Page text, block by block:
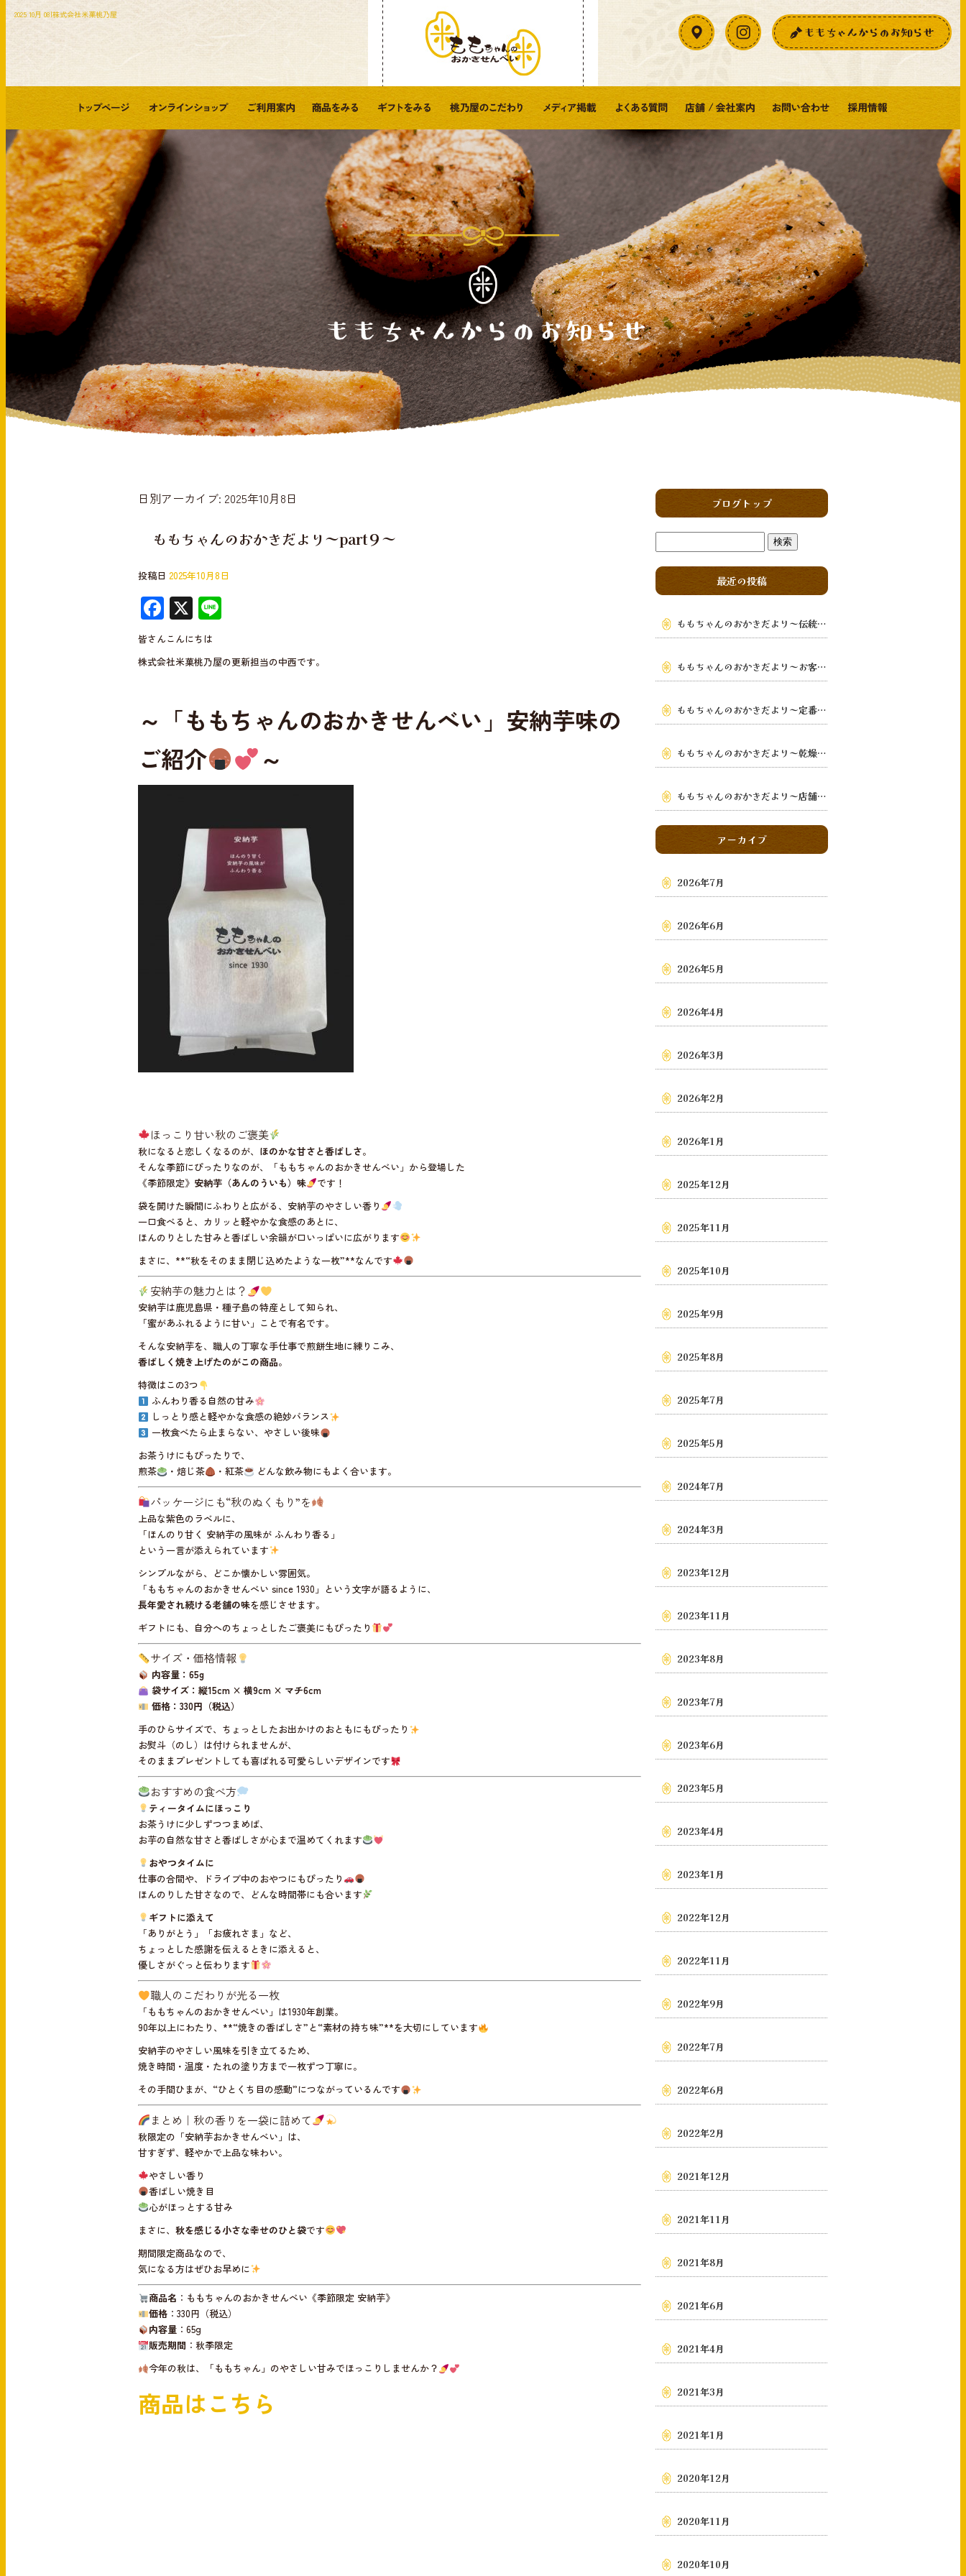
2025 10月 08|株式会社米菓桃乃屋
日別アーカイブ: 2025年10月8日
ももちゃんのおかきだより～part９～
投稿日 2025年10月8日
F
ac
e
b
o
k
X
e
皆さんこんにちは
株式会社米菓桃乃屋の更新担当の中西です。
～「ももちゃんのおかきせんべい」安納芋味の
ご紹介
～
ほっこり甘い秋のご褒美
秋になると恋しくなるのが、 ほのかな甘さと香ばしさ。
そんな季節にぴったりなのが、「ももちゃんのおかきせんべい」から登場した
《季節限定》 安納芋（あんのういも）味
です！
袋を開けた瞬間にふわりと広がる、安納芋のやさしい香り
一口食べると、カリッと軽やかな食感のあとに、
ほんのりとした甘みと香ばしい余韻が口いっぱいに広がります
まさに、**“秋をそのまま閉じ込めたような一枚”**なんです
安納芋の魅力とは？
安納芋は鹿児島県・種子島の特産として知られ、
「蜜があふれるように甘い」ことで有名です。
そんな安納芋を、職人の丁寧な手仕事で煎餅生地に練りこみ、
香ばしく焼き上げたのがこの商品。
特徴はこの3つ
ふんわり香る自然の甘み
しっとり感と軽やかな食感の絶妙バランス
一枚食べたら止まらない、やさしい後味
お茶うけにもぴったりで、
煎茶
・焙じ茶 ・紅茶 どんな飲み物にもよく合います。
パッケージにも“秋のぬくもり”を
上品な紫色のラベルに、
「ほんのり甘く 安納芋の風味が ふんわり香る」
という一言が添えられています
シンプルながら、どこか懐かしい雰囲気。
「ももちゃんのおかきせんべい since 1930」という文字が語るように、
長年愛され続ける老舗の味を感じさせます。
ギフトにも、自分へのちょっとしたご褒美にもぴったり
サイズ・価格情報
内容量：65g
袋サイズ：縦15cm × 横9cm × マチ6cm
価格：330円（税込）
手のひらサイズで、ちょっとしたお出かけのおともにもぴったり
お熨斗（のし）は付けられませんが、
そのままプレゼントしても喜ばれる可愛らしいデザインです
おすすめの食べ方
ティータイムにほっこり
お茶うけに少しずつつまめば、
お芋の自然な甘さと香ばしさが心まで温めてくれます
おやつタイムに
仕事の合間や、ドライブ中のおやつにもぴったり
ほんのりした甘さなので、どんな時間帯にも合います
ギフトに添えて
「ありがとう」「お疲れさま」など、
ちょっとした感謝を伝えるときに添えると、
優しさがぐっと伝わります
職人のこだわりが光る一枚
「ももちゃんのおかきせんべい」は1930年創業。
90年以上にわたり、**“焼きの香ばしさ”と“素材の持ち味”**を大切にしています
安納芋のやさしい風味を引き立てるため、
焼き時間・温度・たれの塗り方まで一枚ずつ丁寧に。
その手間ひまが、“ひとくち目の感動”につながっているんです
まとめ｜秋の香りを一袋に詰めて
秋限定の「安納芋おかきせんべい」は、
甘すぎず、軽やかで上品な味わい。
やさしい香り
香ばしい焼き目
心がほっとする甘み
まさに、 秋を感じる小さな幸せのひと袋です
期間限定商品なので、
気になる方はぜひお早めに
商品名 ：ももちゃんのおかきせんべい《季節限定 安納芋》
価格：330円（税込）
内容量：65g
販売期間 ：秋季限定
今年の秋は、「ももちゃん」のやさしい甘みでほっこりしませんか？
商品はこちら
ブログトップ
最近の投稿
ももちゃんのおかきだより～伝統の味を次の世代へ～
ももちゃんのおかきだより～お客様の手元まで～
ももちゃんのおかきだより～定番から季節限定まで～
ももちゃんのおかきだより～乾燥・鉄板手焼き
ももちゃんのおかきだより～店舗・通販・地域～
アーカイブ
2026年7月
2026年6月
2026年5月
2026年4月
2026年3月
2026年2月
2026年1月
2025年12月
2025年11月
2025年10月
2025年9月
2025年8月
2025年7月
2025年5月
2024年7月
2024年3月
2023年12月
2023年11月
2023年8月
2023年7月
2023年6月
2023年5月
2023年4月
2023年1月
2022年12月
2022年11月
2022年9月
2022年7月
2022年6月
2022年2月
2021年12月
2021年11月
2021年8月
2021年6月
2021年4月
2021年3月
2021年1月
2020年12月
2020年11月
2020年10月